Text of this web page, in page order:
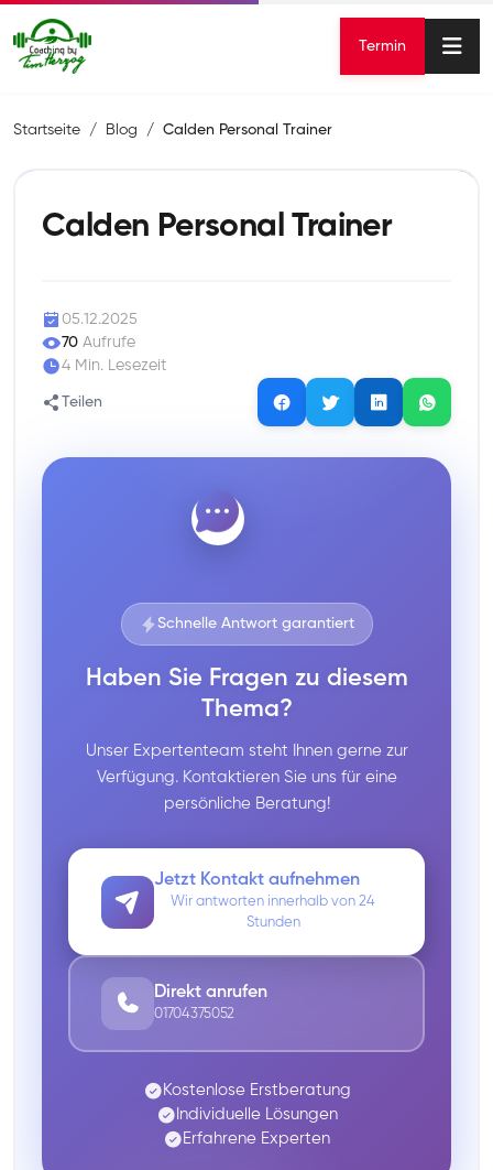
Termin
Startseite Blog Calden Personal Trainer
Calden Personal Trainer
05.12.2025
70 Aufrufe
4 Min. Lesezeit
Teilen
Schnelle Antwort garantiert
Haben Sie Fragen zu diesem
Thema?
Unser Expertenteam steht Ihnen gerne zur
Verfügung. Kontaktieren Sie uns für eine
persönliche Beratung!
Jetzt Kontakt aufnehmen
Wir antworten innerhalb von 24
Stunden
Direkt anrufen
01704375052
Kostenlose Erstberatung
Individuelle Lösungen
Erfahrene Experten